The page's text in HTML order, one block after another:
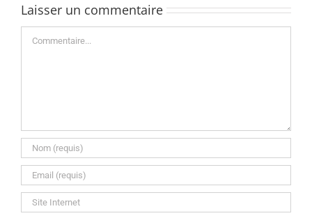
Laisser un commentaire